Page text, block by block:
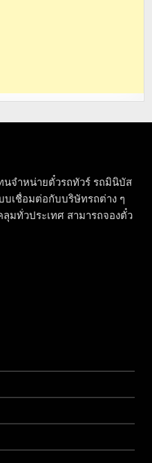
นจำหน่ายตั๋วรถทัวร์ รถมินิบัส
เชื่อมต่อกับบริษัทรถต่าง ๆ
มทั่วประเทศ สามารถจองตั๋ว